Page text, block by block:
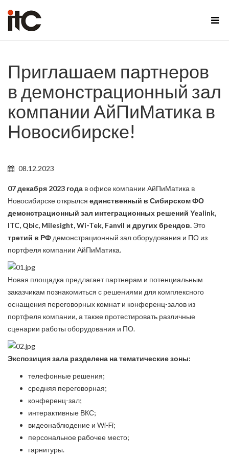
Приглашаем партнеров
в демонстрационный зал
компании АйПиМатика в
Новосибирске!
08.12.2023
07 декабря 2023 года в офисе компании АйПиМатика в
Новосибирске открылся единственный в Сибирском ФО
демонстрационный зал интеграционных решений Yealink,
ITC, Qbic, Milesight, Wi-Tek, Fanvil и других брендов. Это
третий в РФ демонстрационный зал оборудования и ПО из
портфеля компании АйПиМатика.
Новая площадка предлагает партнерам и потенциальным
заказчикам познакомиться с решениями для комплексного
оснащения переговорных комнат и конференц-залов из
портфеля компании, а также протестировать различные
сценарии работы оборудования и ПО.
Экспозиция зала разделена на тематические зоны:
телефонные решения;
средняя переговорная;
конференц-зал;
интерактивные ВКС;
видеонаблюдение и Wi-Fi;
персональное рабочее место;
гарнитуры.